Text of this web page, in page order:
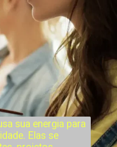
sua energia para
Elas se